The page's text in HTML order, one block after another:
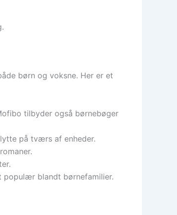
børn og voksne. Her er et
tilbyder også børnebøger
på tværs af enheder.
populær blandt børnefamilier.